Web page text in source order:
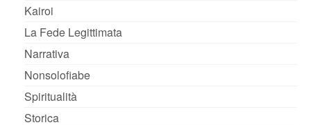
Kairoi
La Fede Legittimata
Narrativa
Nonsolofiabe
Spiritualità
Storica